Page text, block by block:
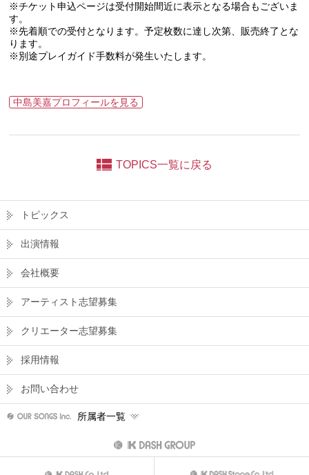
※チケット申込ページは受付開始間近に表示となる場合もございま
す。
※先着順での受付となります。予定枚数に達し次第、販売終了とな
ります。
※別途プレイガイド手数料が発生いたします。
中島美嘉プロフィールを見る
TOPICS一覧に戻る
トピックス
出演情報
会社概要
アーティスト志望募集
クリエーター志望募集
採用情報
お問い合わせ
所属者一覧